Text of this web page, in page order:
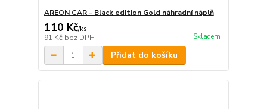
AREON CAR - Black edition Gold náhradní náplň
110 Kč/ks
91 Kč bez DPH Skladem
Přidat do košíku